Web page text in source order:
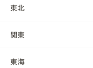
北海道
東北
青森県
岩手県
関東
茨城県
東海